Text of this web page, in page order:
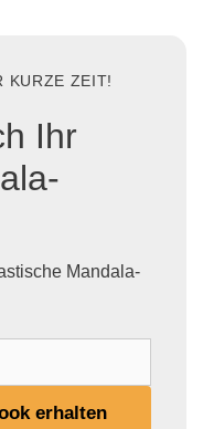
KURZE ZEIT!
Ihr
Mandala-
erhalten